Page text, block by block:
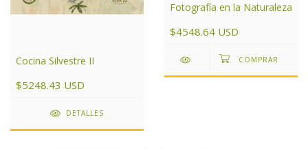
Cocina Silvestre II
$5248.43 USD
DETALLES
Fotografía en la Naturaleza
$4548.64 USD